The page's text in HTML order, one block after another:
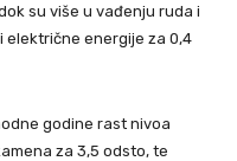
su više u vađenju ruda i
električne energije za 0,4
godine rast nivoa
za 3,5 odsto, te